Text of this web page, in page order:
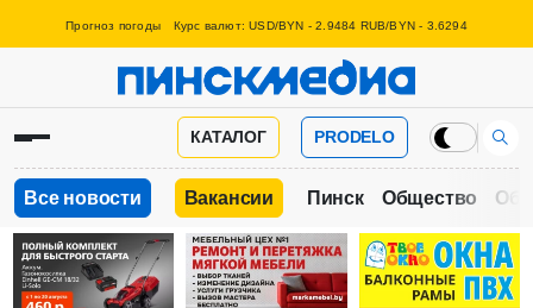
Прогноз погоды Курс валют: USD/BYN - 2.9484 RUB/BYN - 3.6294
КАТАЛОГ PRODELO
Все новости Вакансии Пинск Общество